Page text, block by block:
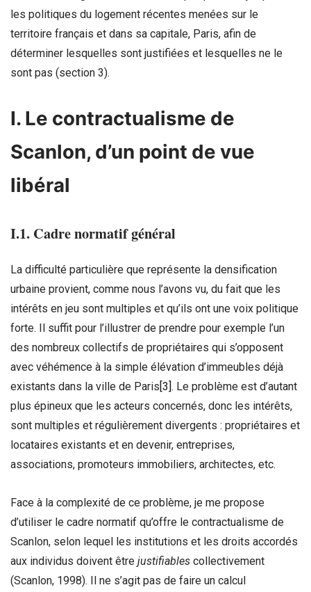
les politiques du logement récentes menées sur le
territoire français et dans sa capitale, Paris, afin de
déterminer lesquelles sont justifiées et lesquelles ne le
sont pas (section 3).
I. Le contractualisme de
Scanlon, d’un point de vue
libéral
I.1. Cadre normatif général
La difficulté particulière que représente la densification
urbaine provient, comme nous l’avons vu, du fait que les
intérêts en jeu sont multiples et qu’ils ont une voix politique
forte. Il suffit pour l’illustrer de prendre pour exemple l’un
des nombreux collectifs de propriétaires qui s’opposent
avec véhémence à la simple élévation d’immeubles déjà
existants dans la ville de Paris[3]. Le problème est d’autant
plus épineux que les acteurs concernés, donc les intérêts,
sont multiples et régulièrement divergents : propriétaires et
locataires existants et en devenir, entreprises,
associations, promoteurs immobiliers, architectes, etc.
Face à la complexité de ce problème, je me propose
d’utiliser le cadre normatif qu’offre le contractualisme de
Scanlon, selon lequel les institutions et les droits accordés
aux individus doivent être justifiables collectivement
(Scanlon, 1998). Il ne s’agit pas de faire un calcul